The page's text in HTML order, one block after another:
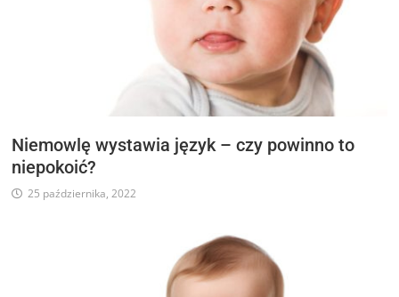
Niemowlę wystawia język – czy powinno to
niepokoić?
25 października, 2022